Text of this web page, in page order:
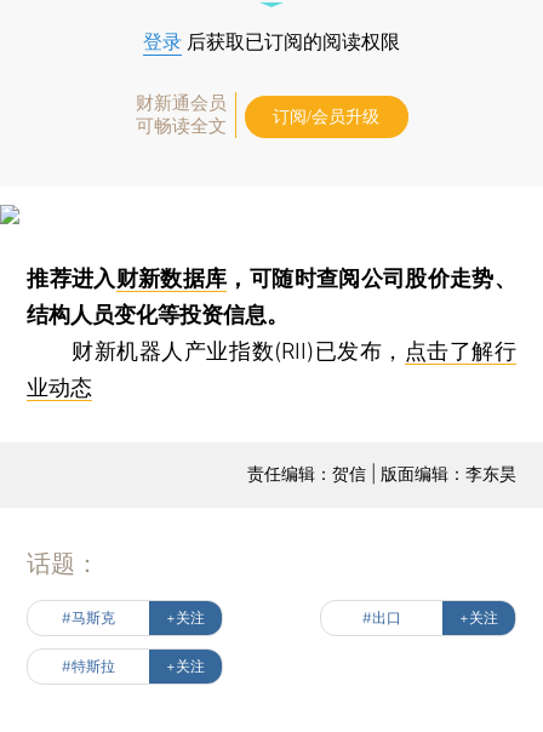
登录 后获取已订阅的阅读权限
财新通会员
可畅读全文
订阅/会员升级
推荐进入财新数据库 ，可随时查阅公司股价走势、
结构人员变化等投资信息。
财新机器人产业指数(RII)已发布， 点击了解行
业动态
责任编辑：贺信 | 版面编辑：李东昊
话题：
#马斯克 +关注 #出口 +关注
#特斯拉 +关注